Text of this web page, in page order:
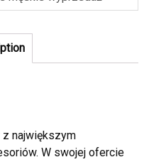
największym
W swojej ofercie